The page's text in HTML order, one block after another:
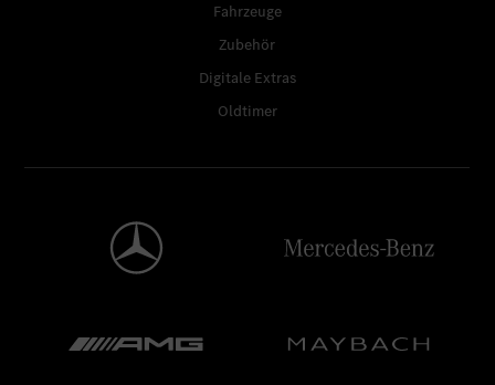
Fahrzeuge
Zubehör
Digitale Extras
Oldtimer